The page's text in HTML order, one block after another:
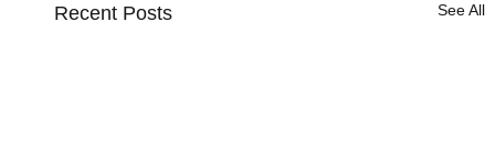
Recent Posts See All